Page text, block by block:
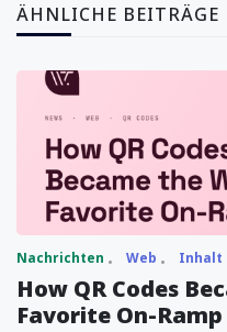
ÄHNLICHE BEITRÄGE
Nachrichten Web Inhalt
How QR Codes
Favorite On-Ramp